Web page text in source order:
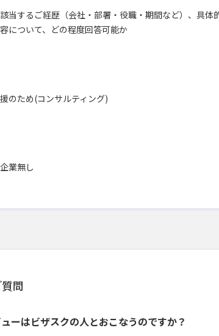
当するご経歴（会社・部署・役職・期間など）、具体
について、どの程度回答可能か
のため(コンサルティング)
業無し
問
ーはビザスクの人とおこなうのですか？